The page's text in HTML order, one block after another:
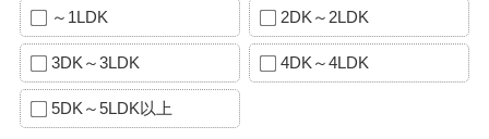
～1LDK 2DK～2LDK
3DK～3LDK 4DK～4LDK
5DK～5LDK以上